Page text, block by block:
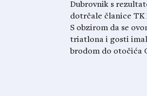
Dubrovnik s
dotrčale članice TK
S obzirom da se
triatlona i gosti
brodom do otočića